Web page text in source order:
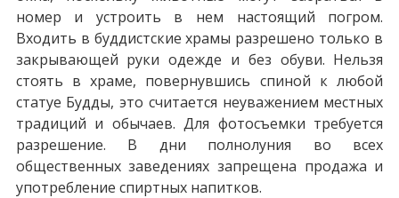
номер и устроить в нем настоящий погром.
Входить в буддистские храмы разрешено только в
закрывающей руки одежде и без обуви. Нельзя
стоять в храме, повернувшись спиной к любой
статуе Будды, это считается неуважением местных
традиций и обычаев. Для фотосъемки требуется
разрешение. В дни полнолуния во всех
общественных заведениях запрещена продажа и
употребление спиртных напитков.